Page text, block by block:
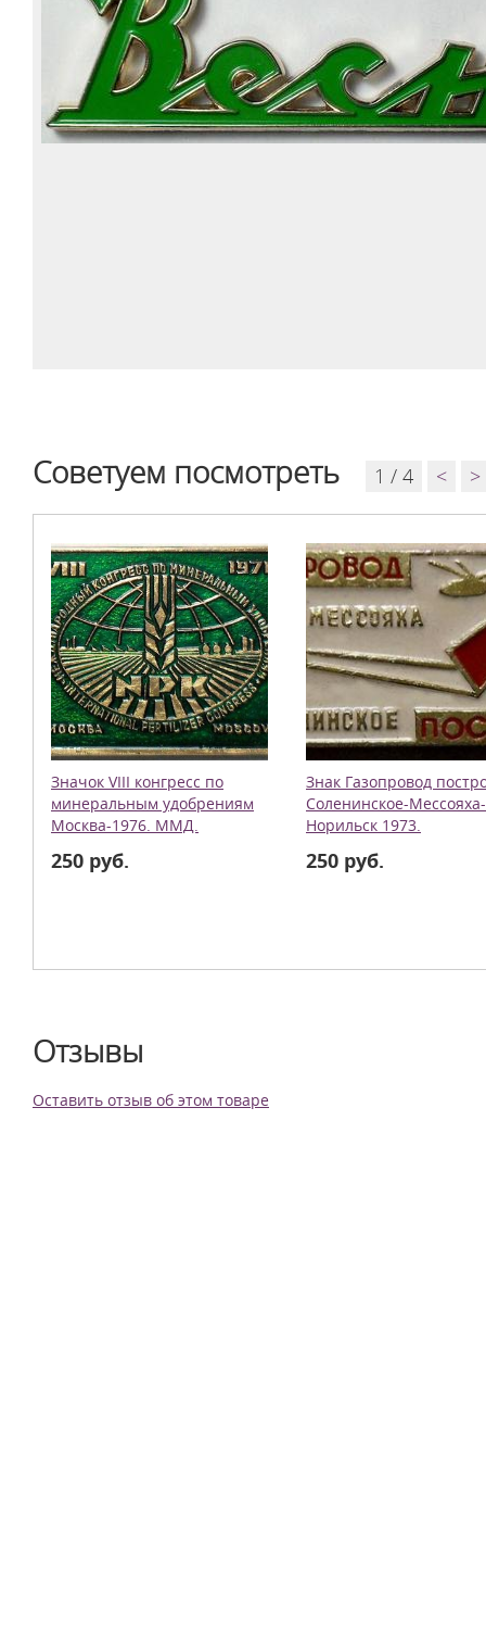
Советуем посмотреть 1 / 4 < >
Значок VIII конгресс по
минеральным удобрениям
Москва-1976. ММД.
250 руб.
Знак Газопровод
Соленинское-Мессояха-
Норильск 1973.
250 руб.
Отзывы
Оставить отзыв об этом товаре